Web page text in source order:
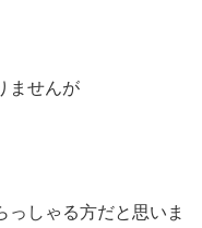
ませんが
っしゃる方だと思いま